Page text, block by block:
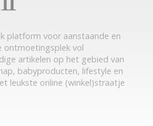
platform voor aanstaande en
ontmoetingsplek vol
artikelen op het gebied van
babyproducten, lifestyle en
leukste online (winkel)straatje